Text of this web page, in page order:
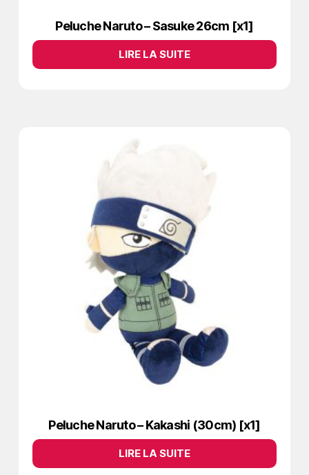
Peluche Naruto – Sasuke 26cm [x1]
LIRE LA SUITE
Peluche Naruto – Kakashi (30cm) [x1]
LIRE LA SUITE